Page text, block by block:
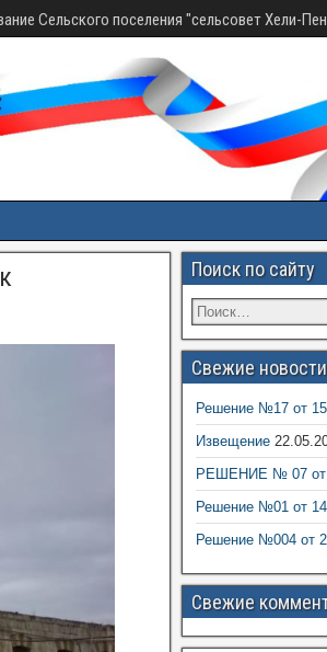
Сельского поселения "сельсовет Хели-
Поиск по сайту
Свежие новости
Решение №17 от
Извещение
РЕШЕНИЕ № 07 от
Решение №01 от
Решение №004 от
Свежие